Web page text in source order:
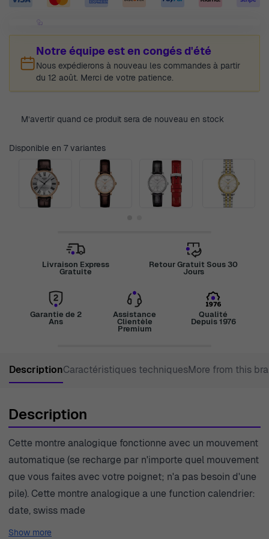
Notre équipe est en congés d'été
Nous expédierons à nouveau les commandes à partir
du 12 août. Merci de votre patience.
M’avertir quand ce produit sera de nouveau en stock
Disponible en 7 variantes
Livraison Express
Gratuite
Retour Gratuit Sous 30
Jours
Garantie de 2
Ans
Assistance
Clientèle
Premium
Qualité
Depuis 1976
DescriptionCaractéristiques techniquesMore from this
Description
Cette montre analogique fonctionne avec un mouvement
automatique (se recharge par n'importe quel mouvement
que vous faites avec votre poignet; n'a pas besoin d'une
pile). Cette montre analogique a une function calendrier:
date, swiss made
Show more